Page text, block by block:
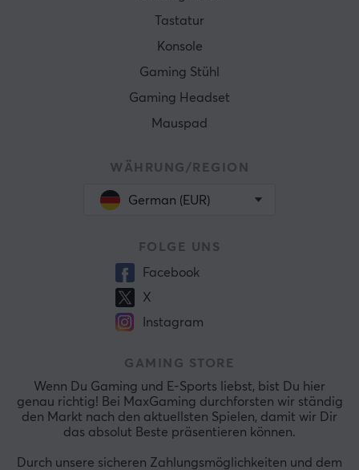
Tastatur
Konsole
Gaming Stühl
Gaming Headset
Mauspad
WÄHRUNG/REGION
German (EUR)
FOLGE UNS
Facebook
X
Instagram
GAMING STORE
Wenn Du Gaming und E-Sports liebst, bist Du hier
genau richtig! Bei MaxGaming durchforsten wir ständig
den Markt nach den aktuellsten Spielen, damit wir Dir
das absolut Beste präsentieren können.
Durch unsere sicheren Zahlungsmöglichkeiten und dem